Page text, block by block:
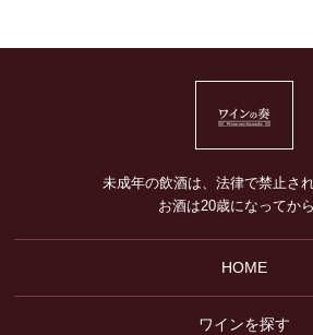
未成年の飲酒は、法律で禁止され
お酒は20歳になってから
HOME
ワインを探す